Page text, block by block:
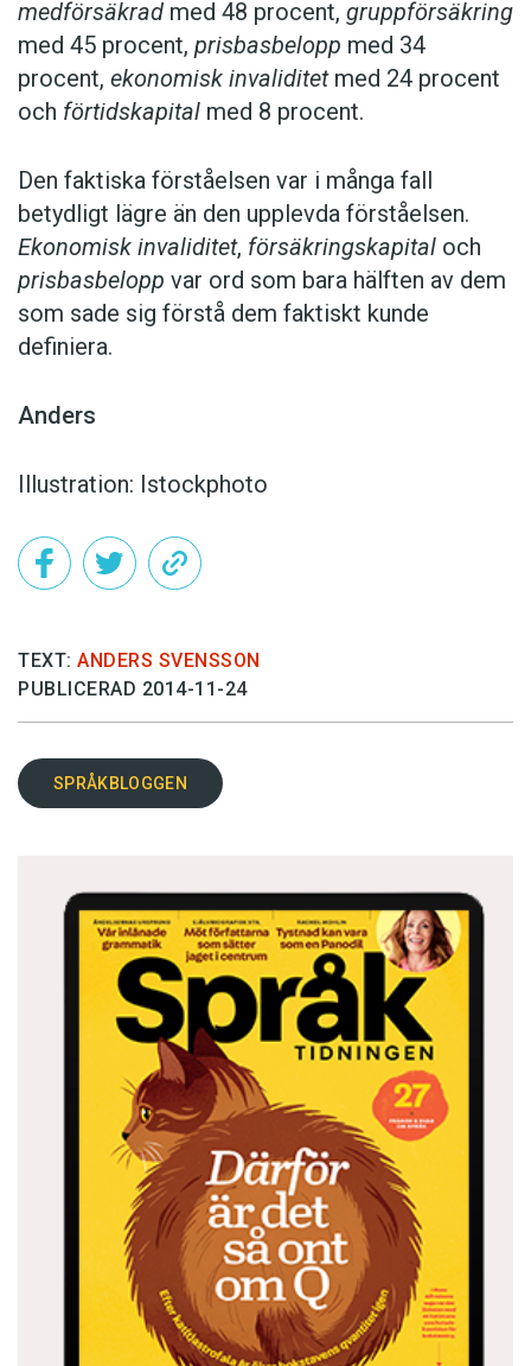
medförsäkrad med 48 procent, gruppförsäkring
med 45 procent, prisbasbelopp med 34
procent, ekonomisk invaliditetmed 24 procent
och förtidskapital med 8 procent.
Den faktiska förståelsen var i många fall
betydligt lägre än den upplevda förståelsen.
Ekonomisk invaliditet, försäkringskapital och
prisbasbelopp var ord som bara hälften av dem
som sade sig förstå dem faktiskt kunde
definiera.
Anders
Illustration: Istockphoto
TEXT: ANDERS SVENSSON
PUBLICERAD 2014-11-24
SPRÅKBLOGGEN